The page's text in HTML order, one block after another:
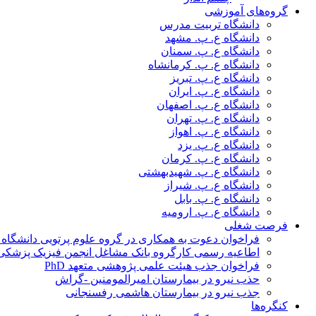
گروه‌های آموزشی
دانشگاه تربیت مدرس
دانشگاه ع. پ. مشهد
دانشگاه ع. پ. سمنان
دانشگاه ع. پ. کرمانشاه
دانشگاه ع. پ. تبریز
دانشگاه ع. پ. ایران
دانشگاه ع. پ. اصفهان
دانشگاه ع. پ. تهران
دانشگاه ع. پ. اهواز
دانشگاه ع. پ. یزد
دانشگاه ع. پ. کرمان
دانشگاه ع. پ. شهید‌بهشتی
دانشگاه ع. پ. شیراز
دانشگاه ع. پ. بابل
دانشگاه ع. پ. ارومیه
فرصت شغلی
فراخوان دعوت به همکاری در گروه علوم پرتویی دانشگاه
اطاعیه رسمی کارگروه بانک مشاغل انجمن فیزیک
فراخوان جذب هیئت علمی پژوهشی متعهد PhD
حذب نیرو در بیمارستان امیرالمومنین -گراش
جذب نیرو در بیمارستان هاشمی رفسنجانی
کنگره‌ها